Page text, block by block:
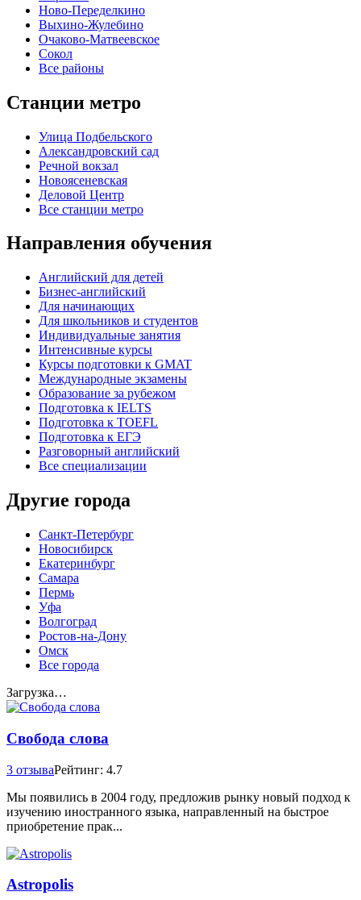
Ново-Переделкино
Выхино-Жулебино
Очаково-Матвеевское
Сокол
Все районы
Станции метро
Улица Подбельского
Александровский сад
Речной вокзал
Новоясеневская
Деловой Центр
Все станции метро
Направления обучения
Английский для детей
Бизнес-английский
Для начинающих
Для школьников и студентов
Индивидуальные занятия
Интенсивные курсы
Курсы подготовки к GMAT
Международные экзамены
Образование за рубежом
Подготовка к IELTS
Подготовка к TOEFL
Подготовка к ЕГЭ
Разговорный английский
Все специализации
Другие города
Санкт-Петербург
Новосибирск
Екатеринбург
Самара
Пермь
Уфа
Волгоград
Ростов-на-Дону
Омск
Все города
Загрузка…
Свобода слова
3 отзываРейтинг: 4.7
Мы появились в 2004 году, предложив рынку новый подход к
изучению иностранного языка, направленный на быстрое
приобретение прак...
Astropolis